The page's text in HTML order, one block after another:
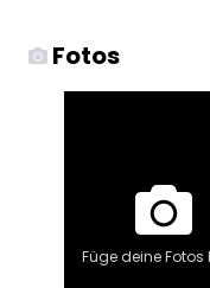
Fotos
Füge deine Fotos